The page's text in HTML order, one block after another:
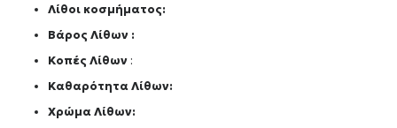
Λίθοι κοσμήματος:
Βάρος Λίθων :
Κοπές Λίθων :
Καθαρότητα Λίθων:
Χρώμα Λίθων: